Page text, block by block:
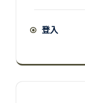
登入